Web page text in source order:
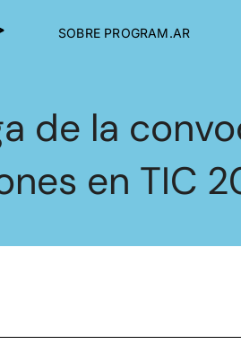
SOBRE PROGRAM.AR
de la
en TIC